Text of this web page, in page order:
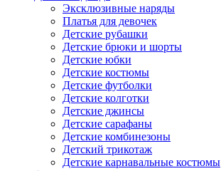
Эксклюзивные наряды
Платья для девочек
Детские рубашки
Детские брюки и шорты
Детские юбки
Детские костюмы
Детские футболки
Детские колготки
Детские джинсы
Детские сарафаны
Детские комбинезоны
Детский трикотаж
Детские карнавальные костюмы